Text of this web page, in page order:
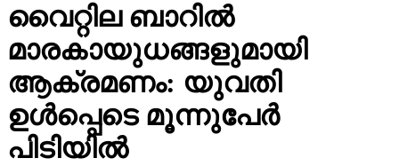
വൈറ്റില ബാറില്‍
മാരകായുധങ്ങളുമായി
ആക്രമണം: യുവതി
ഉള്‍പ്പെടെ മൂന്നുപേര്‍
പിടിയില്‍